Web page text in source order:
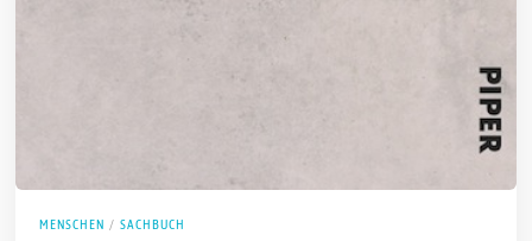
MENSCHEN / SACHBUCH